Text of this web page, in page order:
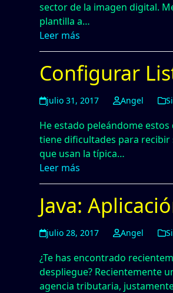
sector de la imagen digital.
plantilla a…
Leer más
Configurar
julio 31, 2017 Angel
He estado peleándome
tiene dificultades para recibir
que usan la típica…
Leer más
Java:
julio 28, 2017 Angel
¿Te has encontrado
despliegue? Recientemente
agencia tributaria,